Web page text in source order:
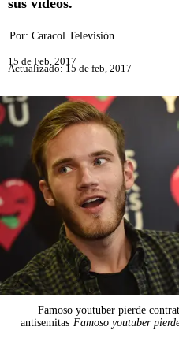
sus videos.
Por: Caracol Televisión
15 de Feb, 2017
Actualizado: 15 de feb, 2017
Famoso youtuber pierde
antisemitas Famoso youtuber